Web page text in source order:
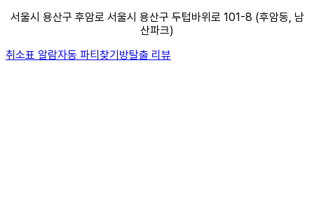
서울시 용산구 후암로 서울시 용산구 두텁바위로 101-8 (후암동, 남
산파크)
취소표 알람자동 파티찾기방탈출 리뷰